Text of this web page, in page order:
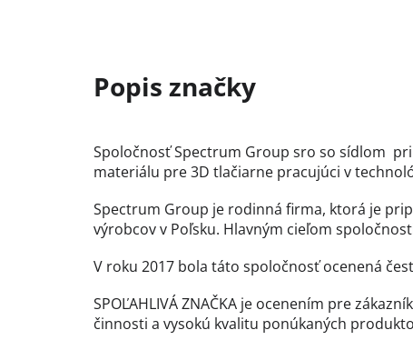
Spoločnosť Spectrum Group sro so sídlom
materiálu pre 3D tlačiarne pracujúci v
Spectrum Group je rodinná firma, ktorá je
výrobcov v Poľsku. Hlavným cieľom
V roku 2017 bola táto spoločnosť ocenená
SPOĽAHLIVÁ ZNAČKA je ocenením pre
činnosti a vysokú kvalitu ponúkaných